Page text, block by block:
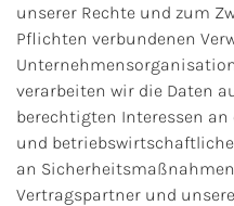
unserer Rechte und zum
Pflichten verbundenen
verarbeiten wir die Daten
berechtigten Interessen
und
an
Vertragspartner und